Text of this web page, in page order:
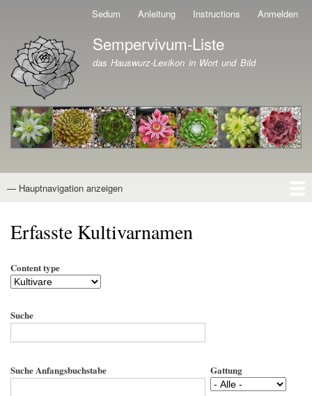
Direkt
zum
Inhalt
Sedum Anleitung Instructions Anmelden
Branding der Website
Sempervivum-Liste
das Hauswurz-Lexikon in Wort und Bild
Hauptnavigation
— Hauptnavigation anzeigen
Erfasste Kultivarnamen
Content type
Suche
Suche Anfangsbuchstabe Gattung